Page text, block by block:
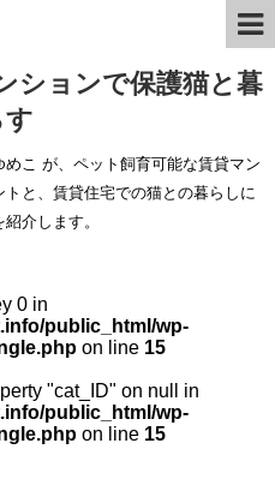
ションで保護猫と暮
す
こ が、ペット飼育可能な賃貸マン
と、賃貸住宅での猫との暮らしに
介します。
0 in
public_html/wp-
on line 15
"cat_ID" on null in
public_html/wp-
on line 15